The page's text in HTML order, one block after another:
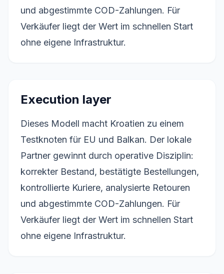
und abgestimmte COD-Zahlungen. Für
Verkäufer liegt der Wert im schnellen Start
ohne eigene Infrastruktur.
Execution layer
Dieses Modell macht Kroatien zu einem
Testknoten für EU und Balkan. Der lokale
Partner gewinnt durch operative Disziplin:
korrekter Bestand, bestätigte Bestellungen,
kontrollierte Kuriere, analysierte Retouren
und abgestimmte COD-Zahlungen. Für
Verkäufer liegt der Wert im schnellen Start
ohne eigene Infrastruktur.